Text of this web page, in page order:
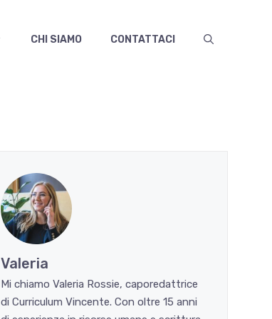
CHI SIAMO CONTATTACI
Valeria
Mi chiamo Valeria Rossie, caporedattrice
di Curriculum Vincente. Con oltre 15 anni